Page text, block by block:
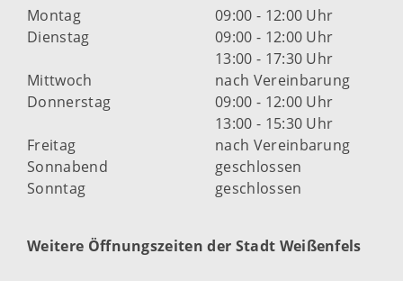
Montag
09:00 - 12:00 Uhr
Dienstag
09:00 - 12:00 Uhr
13:00 - 17:30 Uhr
Mittwoch
nach Vereinbarung
Donnerstag
09:00 - 12:00 Uhr
13:00 - 15:30 Uhr
Freitag
nach Vereinbarung
Sonnabend
geschlossen
Sonntag
geschlossen
Weitere Öffnungszeiten der Stadt Weißenfels